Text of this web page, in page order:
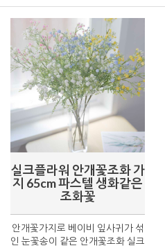
실크플라워 안개꽃조화 가
지 65cm 파스텔 생화같은
조화꽃
안개꽃가지로 베이비 잎사귀가 섞
인 눈꽃송이 같은 안개꽃조화 실크